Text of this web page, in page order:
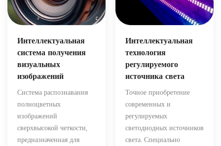
Интеллектуальная
система получения
визуальных
изображений
Система распознавания
полноцветных
изображений
сверхвысокой четкости,
предназначенная для
Интеллектуальная
технология
регулируемого
источника света
Точное приобретение
современных и
регулируемых
светодиодных источников
света. Специально